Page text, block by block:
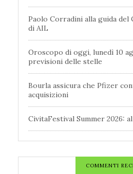
Paolo Corradini alla guida del
di AIL
Oroscopo di oggi, lunedì 10
previsioni delle stelle
Bourla assicura che Pfizer
acquisizioni
CivitaFestival Summer 2026:
COMMENTI